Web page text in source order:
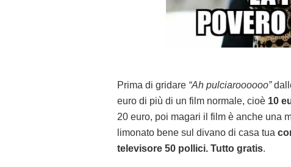
Prima di gridare “Ah pulciaroooooo”
euro di più di un film normale, cioè 10
20 euro, poi magari il film è anche una
limonato bene sul divano di casa tua
televisore 50 pollici. Tutto gratis.